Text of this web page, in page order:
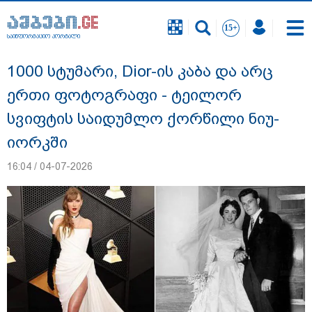
საინფორმაციო პორტალი
"ეს გაფრთხილება უნდა გახდეს
ყველასთვის" - ოკუპირებული აფხაზეთის
ე.წ. საგარეო უწყება გიორგი ბარამიძის
განცხადებასთან დაკავშირებით
საინფორმაციო პორტალი
1000 სტუმარი, Dior-ის კაბა და არც
ერთი ფოტოგრაფი - ტეილორ
სვიფტის საიდუმლო ქორწილი ნიუ-
იორკში
16:04 / 04-07-2026